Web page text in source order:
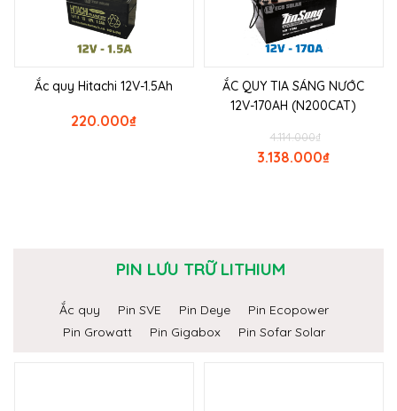
Ắc quy Hitachi 12V-1.5Ah
₫
220.000
ẮC QUY TIA SÁNG NƯỚC
12V-170AH (N200CAT)
₫
4.114.000
₫
3.138.000
PIN LƯU TRỮ LITHIUM
Ắc quy Pin SVE Pin Deye
Pin Ecopower
Pin Growatt
Pin Gigabox Pin Sofar Solar